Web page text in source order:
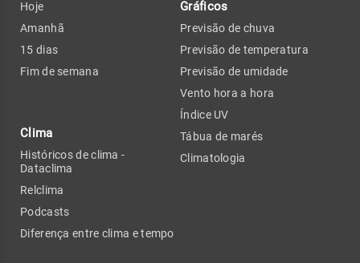
Hoje
Amanhã
15 dias
Fim de semana
Clima
Históricos de clima -
Dataclima
Relclima
Podcasts
Diferença entre clima e tempo
Gráficos
Previsão de chuva
Previsão de temperatura
Previsão de umidade
Vento hora a hora
Índice UV
Tábua de marés
Climatologia